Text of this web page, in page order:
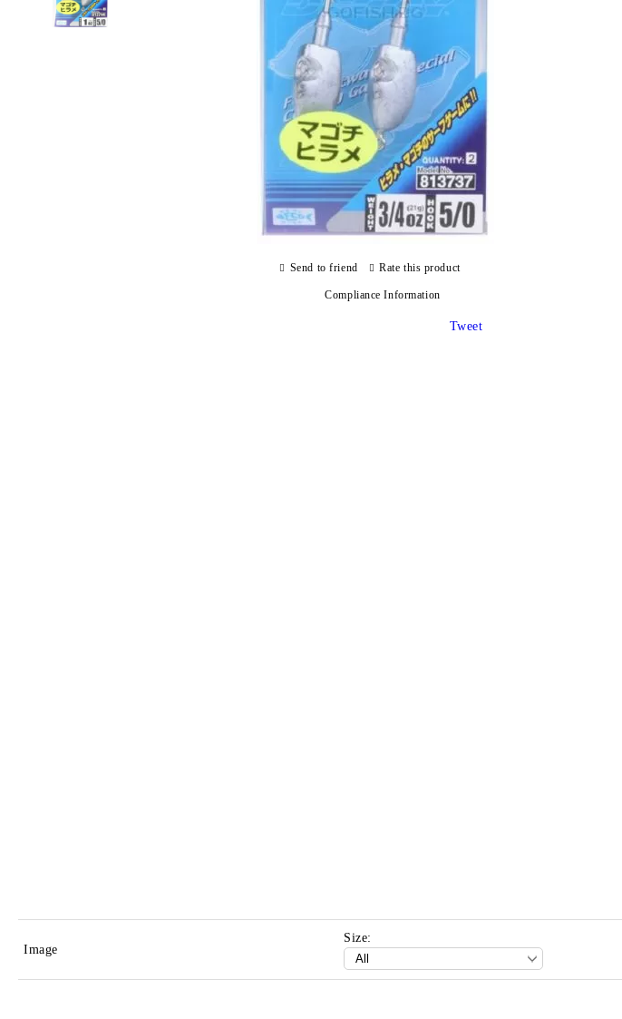
Send to friend Rate this product
Compliance Information
Tweet
Image
Size: